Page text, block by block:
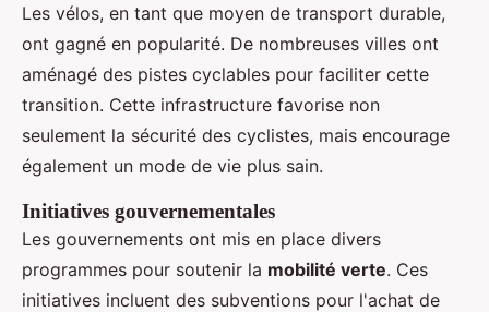
Les vélos, en tant que moyen de transport durable,
ont gagné en popularité. De nombreuses villes ont
aménagé des pistes cyclables pour faciliter cette
transition. Cette infrastructure favorise non
seulement la sécurité des cyclistes, mais encourage
également un mode de vie plus sain.
Initiatives gouvernementales
Les gouvernements ont mis en place divers
programmes pour soutenir la mobilité verte. Ces
initiatives incluent des subventions pour l'achat de